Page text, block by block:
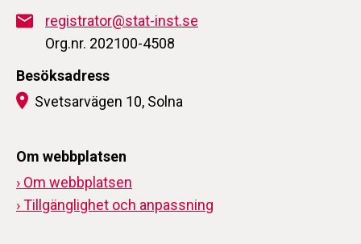
registrator@stat-inst.se
Org.nr. 202100-4508
Besöksadress
Svetsarvägen 10, Solna
Om webbplatsen
› Om webbplatsen
› Tillgänglighet och anpassning